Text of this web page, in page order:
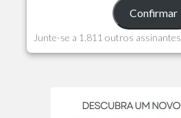
Confirmar
Junte-se a 1.811 outros assinantes